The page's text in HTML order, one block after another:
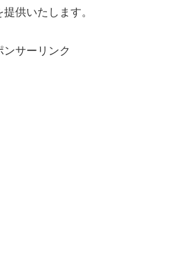
供いたします。
ンサーリンク